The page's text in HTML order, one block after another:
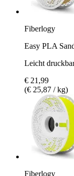
Fiberlogy
Easy PLA
Leicht
€ 21,99
(€ 25,87 / kg)
Fiberlogy